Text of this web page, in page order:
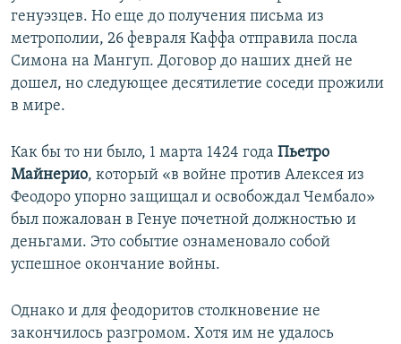
генуэзцев. Но еще до получения письма из
метрополии, 26 февраля Каффа отправила посла
Симона на Мангуп. Договор до наших дней не
дошел, но следующее десятилетие соседи прожили
в мире.
Как бы то ни было, 1 марта 1424 года Пьетро
Майнерио, который «в войне против Алексея из
Феодоро упорно защищал и освобождал Чембало»
был пожалован в Генуе почетной должностью и
деньгами. Это событие ознаменовало собой
успешное окончание войны.
Однако и для феодоритов столкновение не
закончилось разгромом. Хотя им не удалось